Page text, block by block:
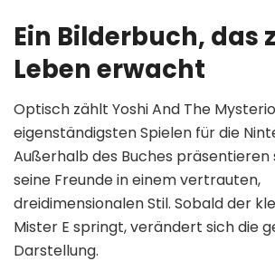
Ein Bilderbuch, das
Leben erwacht
Optisch zählt Yoshi And The
eigenständigsten Spielen für die
Außerhalb des Buches präsentieren
seine Freunde in einem vertrauten,
dreidimensionalen Stil. Sobald der
Mister E springt, verändert sich die
Darstellung.